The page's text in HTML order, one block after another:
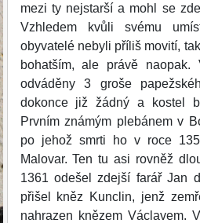
mezi ty nejstarší a mohl se
Vzhledem kvůli svému
obyvatelé nebyli příliš movití,
bohatším, ale právě
odváděny 3 groše
dokonce již žádný a kostel
Prvním známým plebánem v
po jehož smrti ho v roce
Malovar. Ten tu asi rovněž
1361 odešel zdejší farář Jan
přišel kněz Kunclin, jenž
nahrazen knězem Václavem.